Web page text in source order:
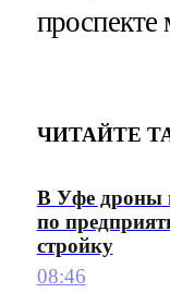
проспекте
ЧИТАЙТЕ
В Уфе дроны
по
стройку
08:46